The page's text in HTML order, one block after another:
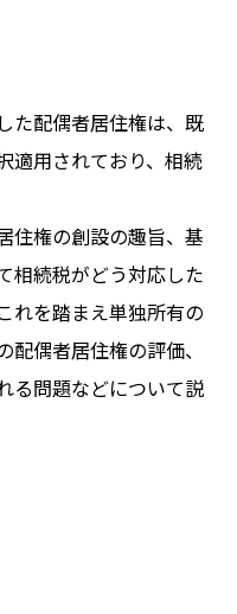
た配偶者居住権は、既
適用されており、相続
住権の創設の趣旨、基
相続税がどう対応した
れを踏まえ単独所有の
偶者居住権の評価、
る問題などについて説